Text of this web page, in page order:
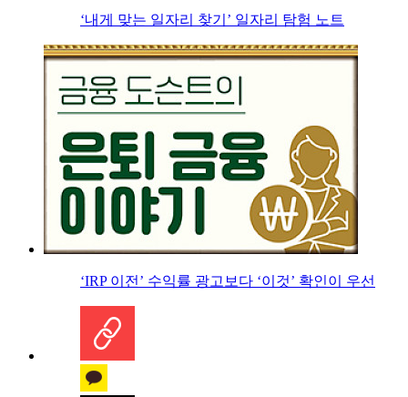
‘내게 맞는 일자리 찾기’ 일자리 탐험 노트
‘IRP 이전’ 수익률 광고보다 ‘이것’ 확인이 우선